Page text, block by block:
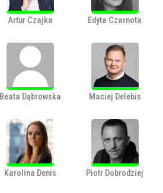
Artur Czajka Edyta Czarnota
Beata Dąbrowska Maciej Delebis
Karolina Denis Piotr Dobrodziej